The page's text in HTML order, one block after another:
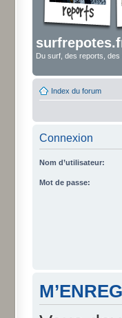
Du surf, des reports,
Index du forum
Connexion
Nom d’utilisateur:
Mot de passe: